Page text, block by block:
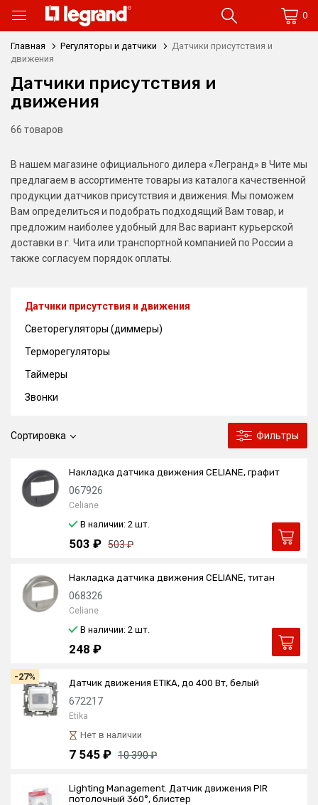
0
Главная Регуляторы и датчики
Датчики присутствия и
движения
Датчики присутствия и
движения
66 товаров
В нашем магазине официального дилера «Легранд» в Чите мы
предлагаем в ассортименте товары из каталога качественной
продукции датчиков присутствия и движения. Мы поможем
Вам определиться и подобрать подходящий Вам товар, и
предложим наиболее удобный для Вас вариант курьерской
доставки в г. Чита или транспортной компанией по России а
также согласуем порядок оплаты.
Сортировка Фильтры
Накладка датчика движения CELIANE, графит
067926
Celiane
В наличии: 2 шт.
503 ₽ 503 ₽
Накладка датчика движения CELIANE, титан
068326
Celiane
В наличии: 2 шт.
248 ₽
-27%
Датчик движения ETIKA, до 400 Вт, белый
672217
Etika
Нет в наличии
7 545 ₽ 10 390 ₽
Lighting Management. Датчик движения PIR
потолочный 360°, блистер
Датчики присутствия и движения
Светорегуляторы (диммеры)
Терморегуляторы
Таймеры
Звонки